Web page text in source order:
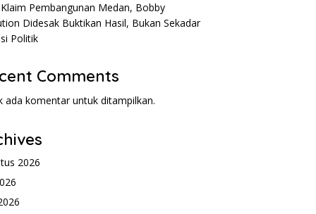
Pembangunan Medan, Bobby
Didesak Buktikan Hasil, Bukan Sekadar
Politik
Comments
ada komentar untuk ditampilkan.
2026